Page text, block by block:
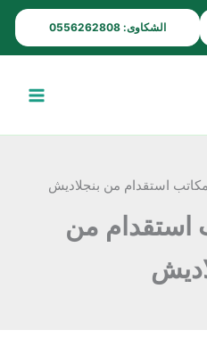
الشكاوى: 0556262808
استقدام من بنجلاديش
استقدام من